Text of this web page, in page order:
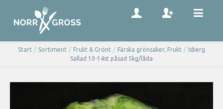
Start / Sortiment / Frukt & Grönt / Färska grönsaker, Frukt /
Isberg
Sallad 10-14st påsad 5kg/låda